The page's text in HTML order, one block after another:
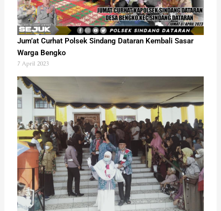
Jum’at Curhat Polsek Sindang Dataran Kembali Sasar
Warga Bengko
7 April 2023